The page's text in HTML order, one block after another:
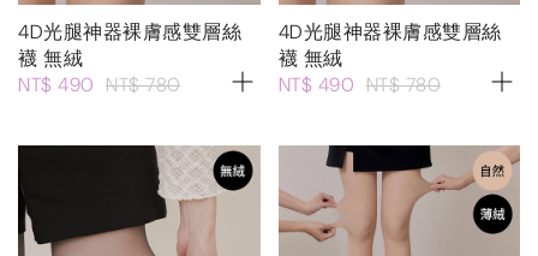
4D光腿神器裸膚感雙層絲
襪 無絨
NT$ 490 NT$ 780
4D光腿神器裸膚感雙層絲
襪 無絨
NT$ 490 NT$ 780